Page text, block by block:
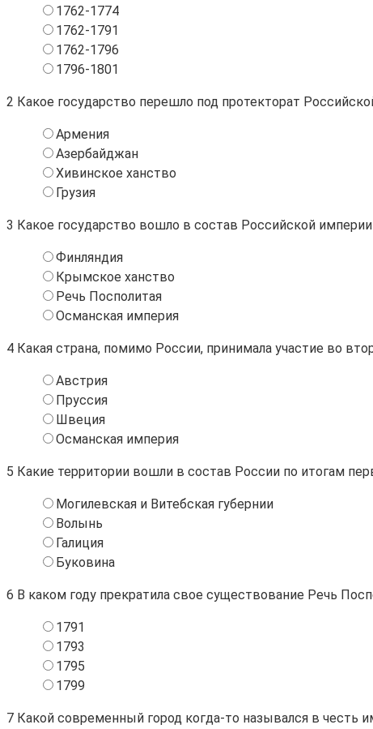
1762-1774
1762-1791
1762-1796
1796-1801
2 Какое государство перешло под протекторат
Армения
Азербайджан
Хивинское ханство
Грузия
3 Какое государство вошло в состав Российской империи
Финляндия
Крымское ханство
Речь Посполитая
Османская империя
4 Какая страна, помимо России, принимала участие во
Австрия
Пруссия
Швеция
Османская империя
5 Какие территории вошли в состав России по итогам
Могилевская и Витебская губернии
Волынь
Галиция
Буковина
6 В каком году прекратила свое существование Речь
1791
1793
1795
1799
7 Какой современный город когда-то назывался в честь